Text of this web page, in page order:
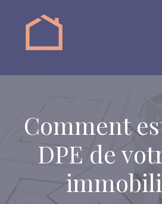
Comment
DPE de